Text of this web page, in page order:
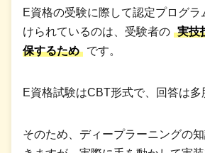
E資格の受験に際して認定プログ
けられているのは、受験者の 実技
保するため
です。
E資格試験はCBT形式で、回答は多
そのため、ディープラーニングの